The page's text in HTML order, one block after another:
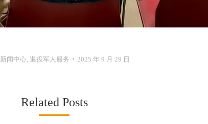
新闻中心 退役军人服务 2025 年 9 月 29 日
Related Posts